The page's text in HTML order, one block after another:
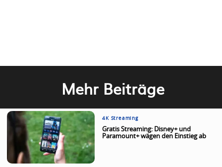
Mehr Beiträge
4K Streaming
Gratis Streaming: Disney+ und
Paramount+ wägen den Einstieg ab